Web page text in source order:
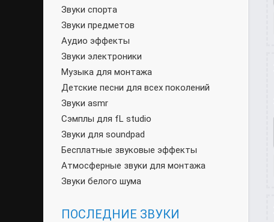
Звуки спорта
Звуки предметов
Аудио эффекты
Звуки электроники
Музыка для монтажа
Детские песни для всех поколений
Звуки asmr
Сэмплы для fL studio
Звуки для soundpad
Бесплатные звуковые эффекты
Атмосферные звуки для монтажа
Звуки белого шума
ПОСЛЕДНИЕ ЗВУКИ